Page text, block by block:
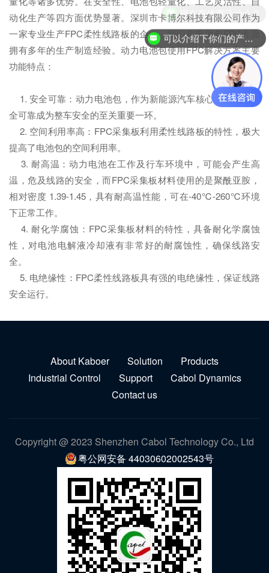
动化生产等四方面优势显著。深圳市卡博尔科技有限公司作为
一家专业生产FPC柔性线路板的企业，我们在电池包FPC方面
拥有多年的生产制造经验。动力电池包使用FPC解决方案主要
功能特点：
1. 安全可靠：动力电池包，作为新能源汽车核心部件，其安
全可靠成为整车安全的至关重要一环。
2. 空间利用率高：FPC采集板利用柔性线路板的特性，极大
提高了电池包的空间利用率。
3. 耐高温：动力电池在工作及行车环境中，可能会产生高
温，危及线路的安全，而FPC采集板材料使用的是聚酰亚胺，
相对密度 1.39-1.45，具有耐高温性能，可在-40℃-260℃环境
下正常工作。
4. 耐化学腐蚀：FPC采集板材料的特性，具备耐化学腐蚀
性，对电池电解液冷却液有非常好的耐腐蚀性，确保线路安
全。
5. 电绝缘性：FPC柔性线路板具有强的电绝缘性，保证线路
安全运行。
About Kaboer Solution
Products
Industrial Control
Support
Cabol Dynamics
Contact us
Copyright @ 2023 Shenzhen Cabol Technology Co., Ltd
粤公网安备 44030602002543号
可以介绍下你们的产品么？
现在有优惠活动么？